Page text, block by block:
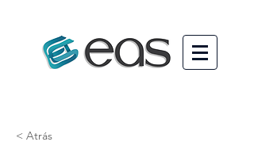
< Atrás